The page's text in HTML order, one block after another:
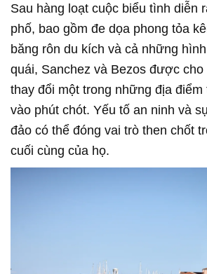
Sau hàng loạt cuộc biểu tình diễn
phố, bao gồm đe dọa phong tỏa
băng rôn du kích và cả những
quái, Sanchez và Bezos được cho
thay đổi một trong những địa
vào phút chót. Yếu tố an ninh và
đảo có thể đóng vai trò then chốt
cuối cùng của họ.